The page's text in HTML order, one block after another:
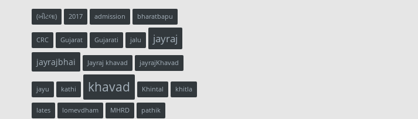
(ખીટલા) 2017 admission bharatbapu
CRC Gujarat Gujarati jalu jayraj
jayrajbhai Jayraj khavad jayrajKhavad
jayu kathi khavad Khintal khitla
lates lomevdham MHRD pathik